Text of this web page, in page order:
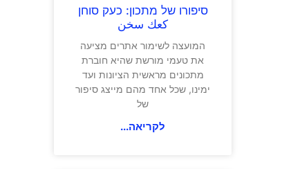
סיפורו של מתכון: כעק סוחן
كعك سخن
המועצה לשימור אתרים מציעה
את טעמי מורשת שהיא חוברת
מתכונים מראשית הציונות ועד
ימינו, שכל אחד מהם מייצג סיפור
של
לקריאה...